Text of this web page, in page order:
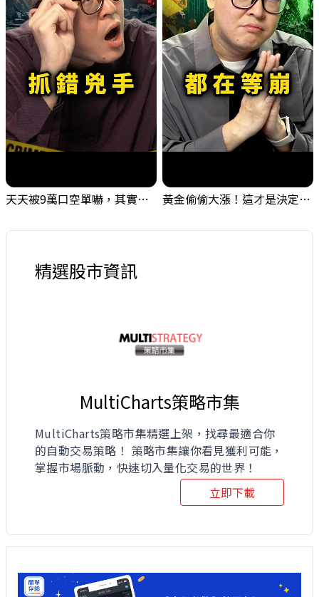
天天被9萬口空單嚇，其實你盯錯地方了｜Mr.Jimmy高志銘 #台股 #外資期貨 #融資 黃金偷偷大漲！這才是決定台股生死的「真風向球」！｜Mr.Jimmy高志銘 #黃金 #美元指數 #聯準會
精選股市資訊
MultiCharts策略市集
MultiCharts策略市集精選上架，找尋最適合你
的自動交易策略！ 策略市集讓你看見獲利可能，
掌握市場脈動，快速切入量化交易的世界！
立即下載